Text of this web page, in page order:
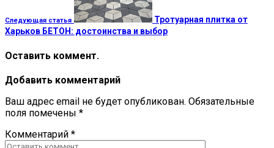
Следующая статья
Тротуарная плитка от
Харьков БЕТОН: достоинства и выбор
Оставить коммент.
Добавить комментарий
Ваш адрес email не будет опубликован. Обязательные
поля помечены *
Комментарий *